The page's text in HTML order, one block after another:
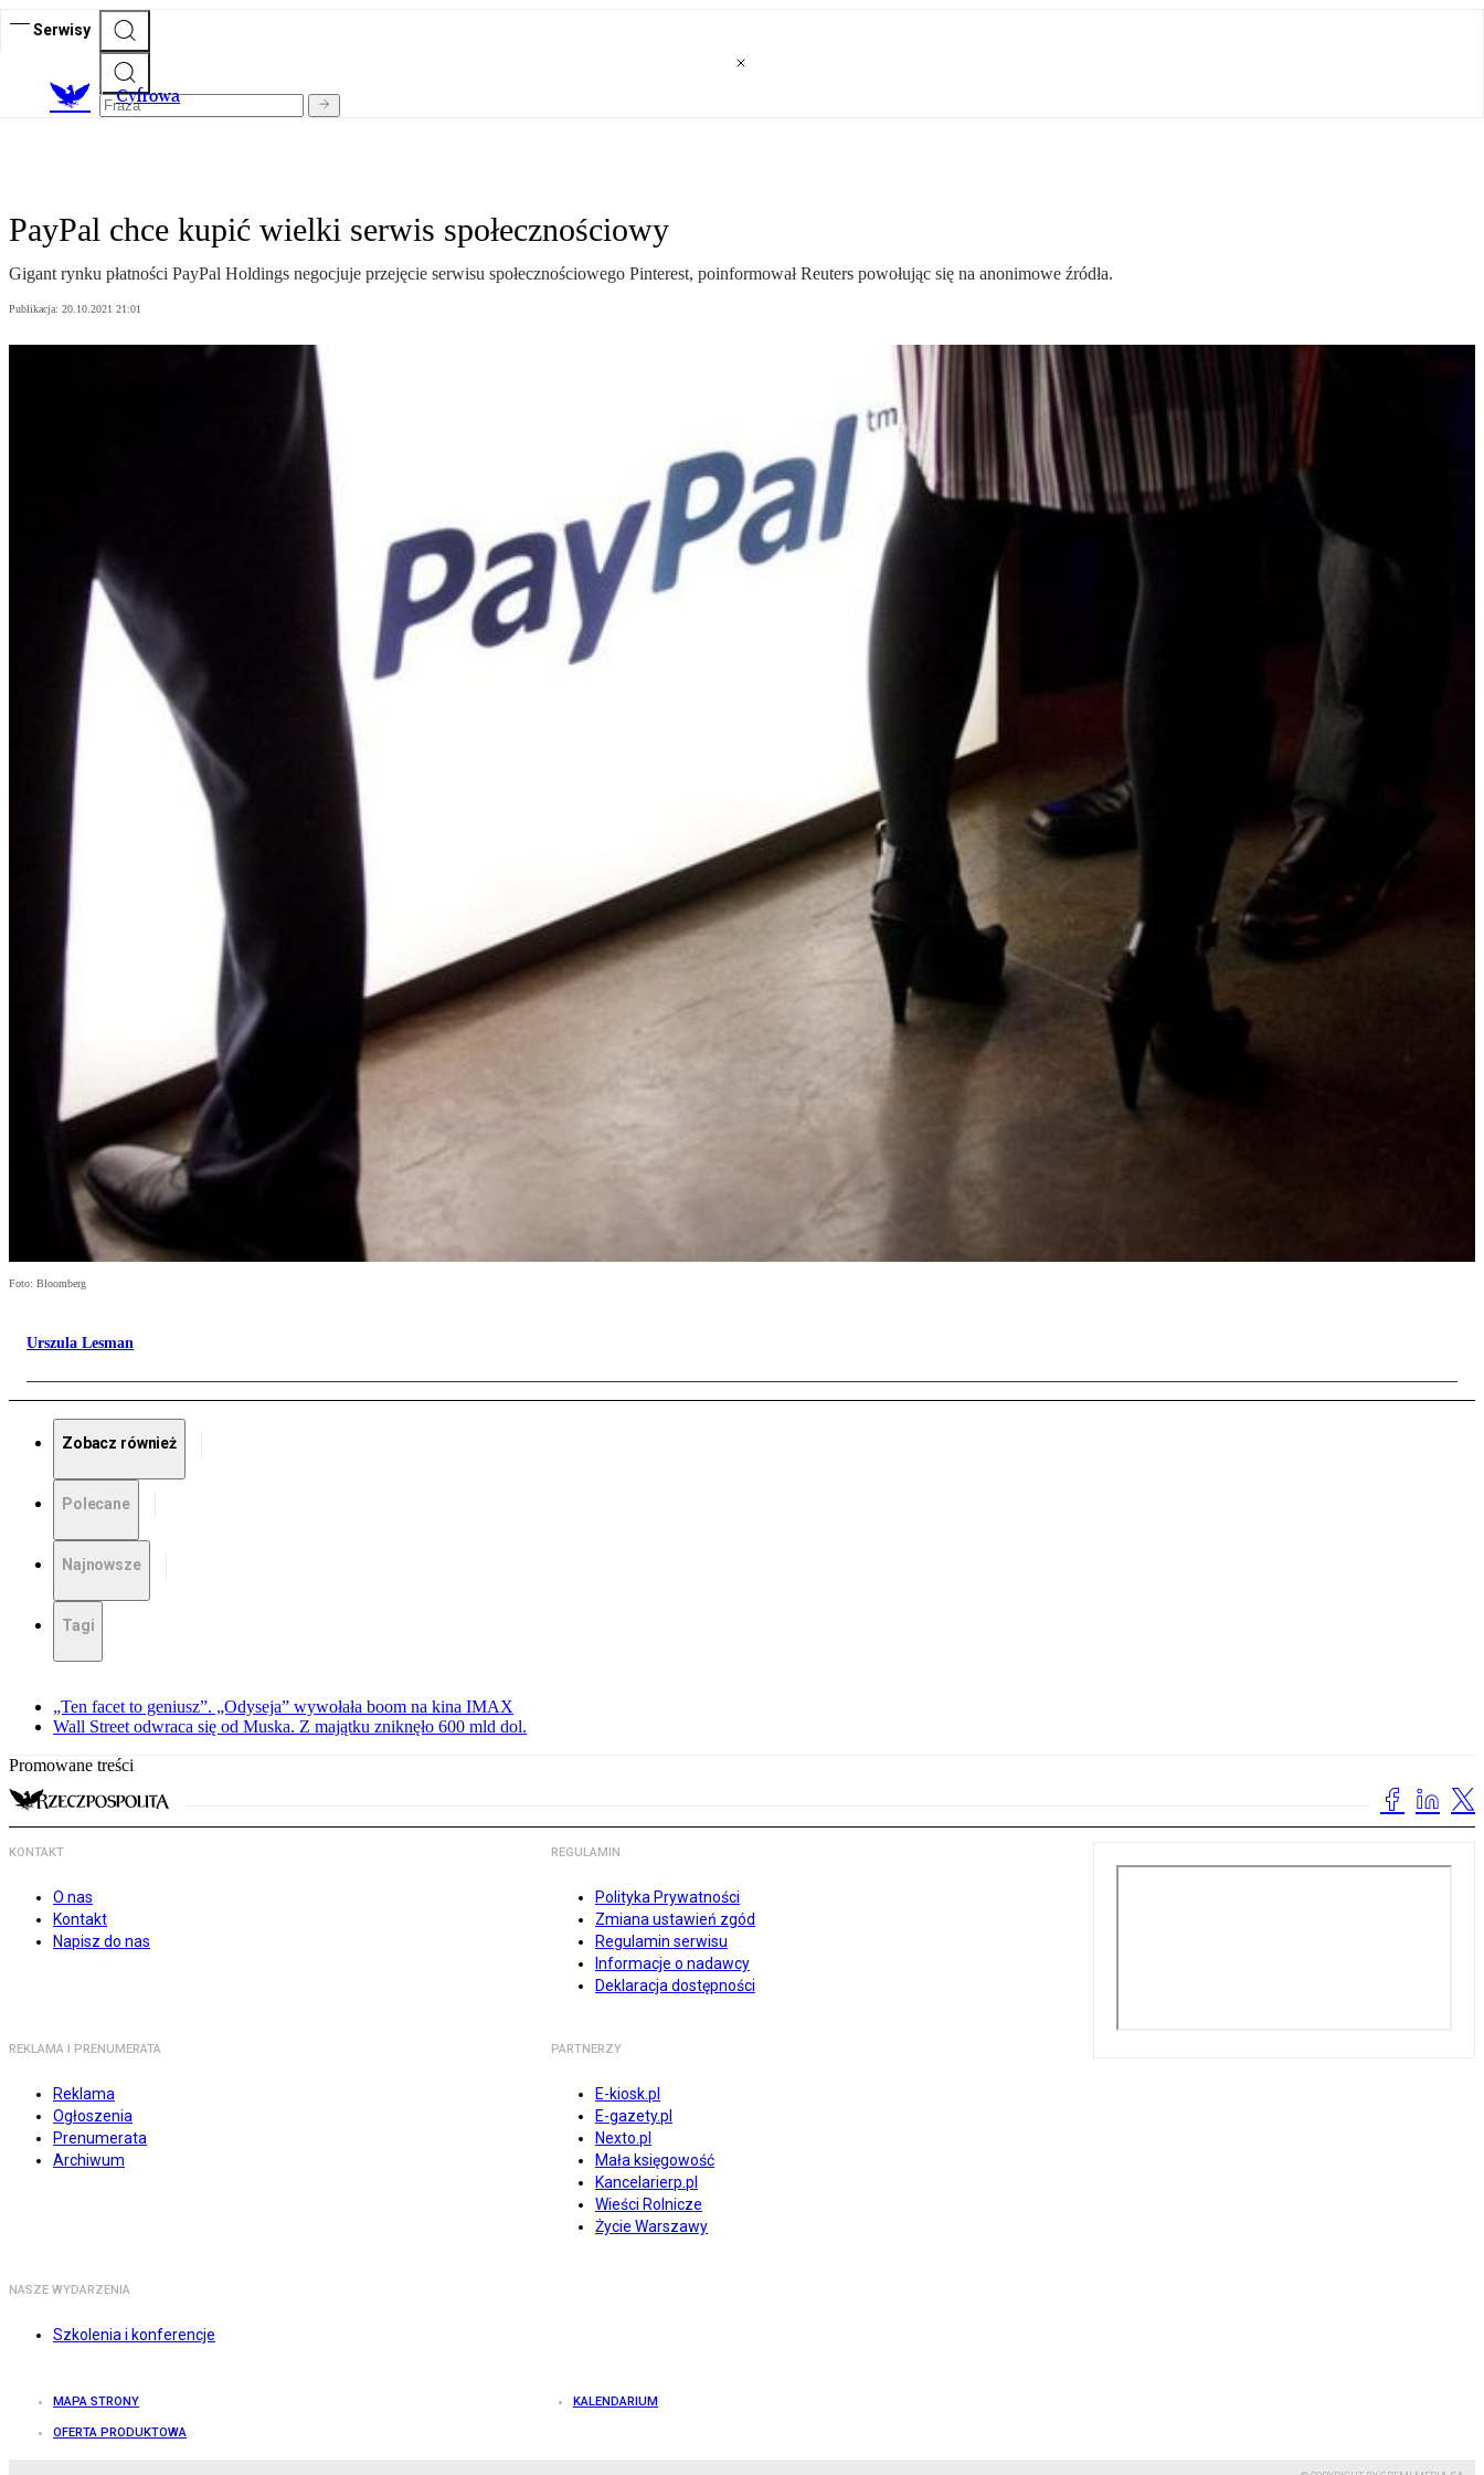
Serwisy
Cyfrowa
PayPal chce kupić wielki serwis społecznościowy
Gigant rynku płatności PayPal Holdings negocjuje przejęcie serwisu społecznościowego Pinterest, poinformował Reuters powołując się na anonimowe źródła.
Publikacja: 20.10.2021 21:01
Foto: Bloomberg
Urszula Lesman
Zobacz również
Polecane
Najnowsze
Tagi
„Ten facet to geniusz”. „Odyseja” wywołała boom na kina IMAX
Wall Street odwraca się od Muska. Z majątku zniknęło 600 mld dol.
Promowane treści
KONTAKT
O nas
Kontakt
Napisz do nas
REGULAMIN
Polityka Prywatności
Zmiana ustawień zgód
Regulamin serwisu
Informacje o nadawcy
Deklaracja dostępności
REKLAMA I PRENUMERATA
Reklama
Ogłoszenia
Prenumerata
Archiwum
PARTNERZY
E-kiosk.pl
E-gazety.pl
Nexto.pl
Mała księgowość
Kancelarierp.pl
Wieści Rolnicze
Życie Warszawy
NASZE WYDARZENIA
Szkolenia i konferencje
MAPA STRONY KALENDARIUM
OFERTA PRODUKTOWA